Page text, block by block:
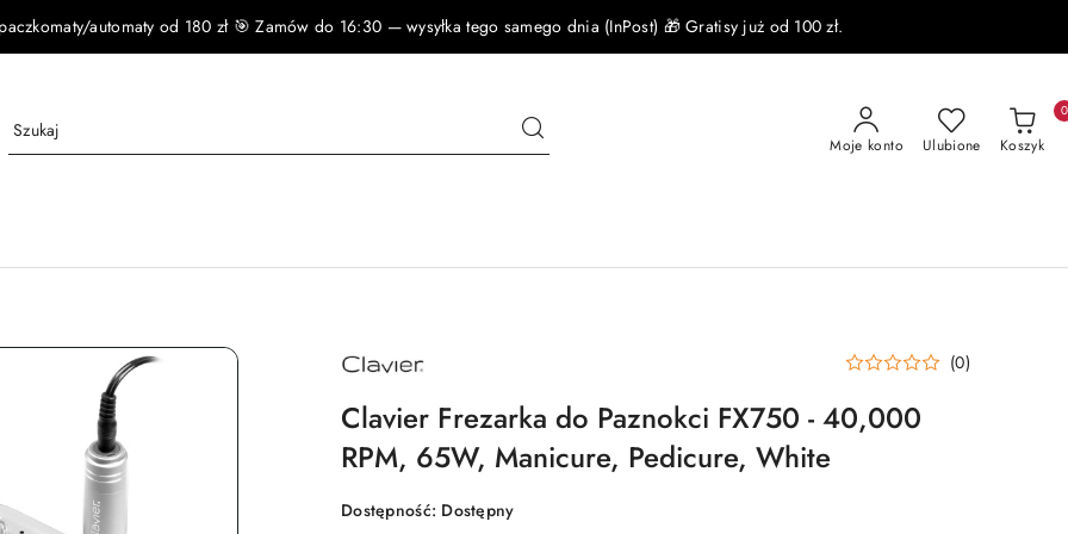
automaty od 180 zł 🎯 Zamów do 16:30 — wysyłka tego samego dnia (InPost) 🎁 Gratisy już od 100 zł.
Moje konto Ulubione Koszyk
0
NAZWA
PRODUCENTA: (0)
Clavier Frezarka do Paznokci FX750 - 40,000
RPM, 65W, Manicure, Pedicure, White
Dostępność: Dostępny